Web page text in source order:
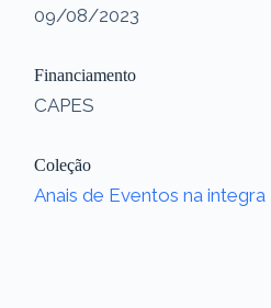
09/08/2023
Financiamento
CAPES
Coleção
Anais de Eventos na integra